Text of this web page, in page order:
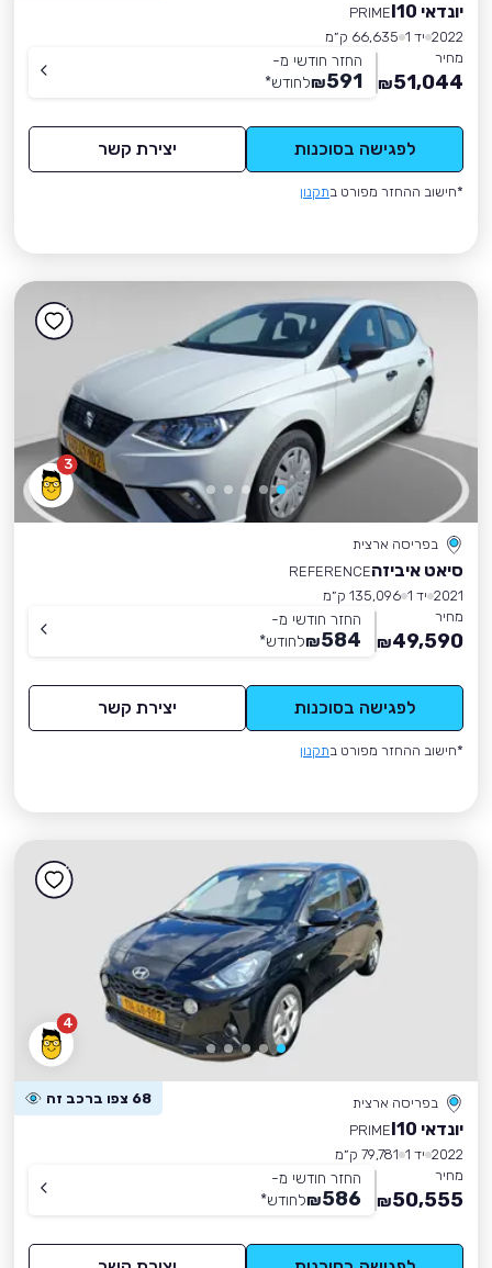
יונדאי I10
PRIME
2022 יד 1
66,635 ק״מ
מחיר
51,044
₪
החזר חודשי מ-
591
₪לחודש*
לפגישה בסוכנות יצירת קשר
*חישוב ההחזר מפורט בתקנון
3
בפריסה ארצית
סיאט איביזהREFERENCE
2021 יד 1
135,096 ק״מ
מחיר
49,590
₪
החזר חודשי מ-
584
₪לחודש*
לפגישה בסוכנות יצירת קשר
*חישוב ההחזר מפורט בתקנון
4
בפריסה ארצית 68 צפו ברכב זה
יונדאי I10
PRIME
2022 יד 1
79,781 ק״מ
מחיר
50,555
₪
החזר חודשי מ-
586
₪לחודש*